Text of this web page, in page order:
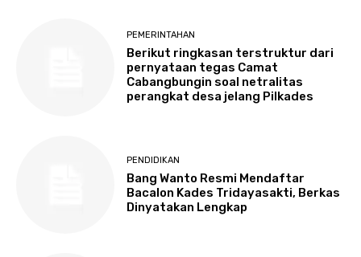
PEMERINTAHAN
Berikut ringkasan terstruktur dari
pernyataan tegas Camat
Cabangbungin soal netralitas
perangkat desa jelang Pilkades
PENDIDIKAN
Bang Wanto Resmi Mendaftar
Bacalon Kades Tridayasakti, Berkas
Dinyatakan Lengkap